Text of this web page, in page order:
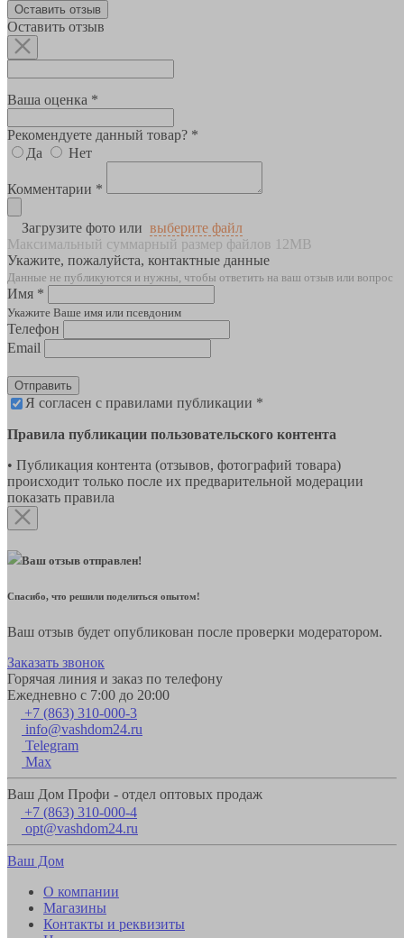
Оставить отзыв
Оставить отзыв
Ваша оценка *
Рекомендуете данный товар? *
Да
Нет
Комментарии *
Загрузите фото или выберите файл
Максимальный суммарный размер файлов 12MB
Укажите, пожалуйста, контактные данные
Данные не публикуются и нужны, чтобы ответить на ваш отзыв или вопрос
Имя *
Укажите Ваше имя или псевдоним
Телефон
Email
Отправить
Я согласен с правилами публикации *
Правила публикации пользовательского контента
• Публикация контента (отзывов, фотографий товара)
происходит только после их предварительной модерации
показать правила
Ваш отзыв отправлен!
Спасибо, что решили поделиться опытом!
Ваш отзыв будет опубликован после проверки модератором.
Заказать звонок
Горячая линия и заказ по телефону
Ежедневно с 7:00 до 20:00
+7 (863) 310-000-3
info@vashdom24.ru
Telegram
Max
Ваш Дом Профи - отдел оптовых продаж
+7 (863) 310-000-4
opt@vashdom24.ru
Ваш Дом
О компании
Магазины
Контакты и реквизиты